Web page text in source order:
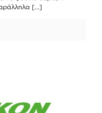
[…]